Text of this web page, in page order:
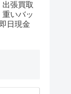
出張買取
重いバッ
日現金